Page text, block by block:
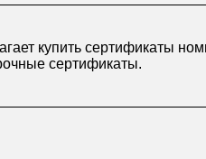
купить сертификаты
сертификаты.